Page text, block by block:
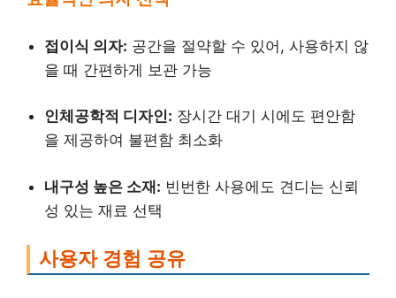
접이식 의자: 공간을 절약할 수 있어, 사용하지 않
을 때 간편하게 보관 가능
인체공학적 디자인: 장시간 대기 시에도 편안함
을 제공하여 불편함 최소화
내구성 높은 소재: 빈번한 사용에도 견디는 신뢰
성 있는 재료 선택
사용자 경험 공유